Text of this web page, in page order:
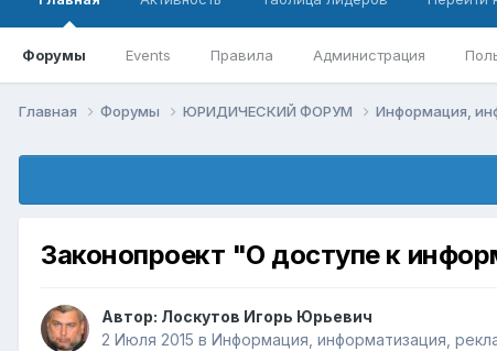
Форумы Events Правила Администрация
Главная Форумы ЮРИДИЧЕСКИЙ ФОРУМ Информация,
Законопроект "О доступе к
Автор: Лоскутов Игорь Юрьевич
2 Июля 2015 в Информация, информатизация,